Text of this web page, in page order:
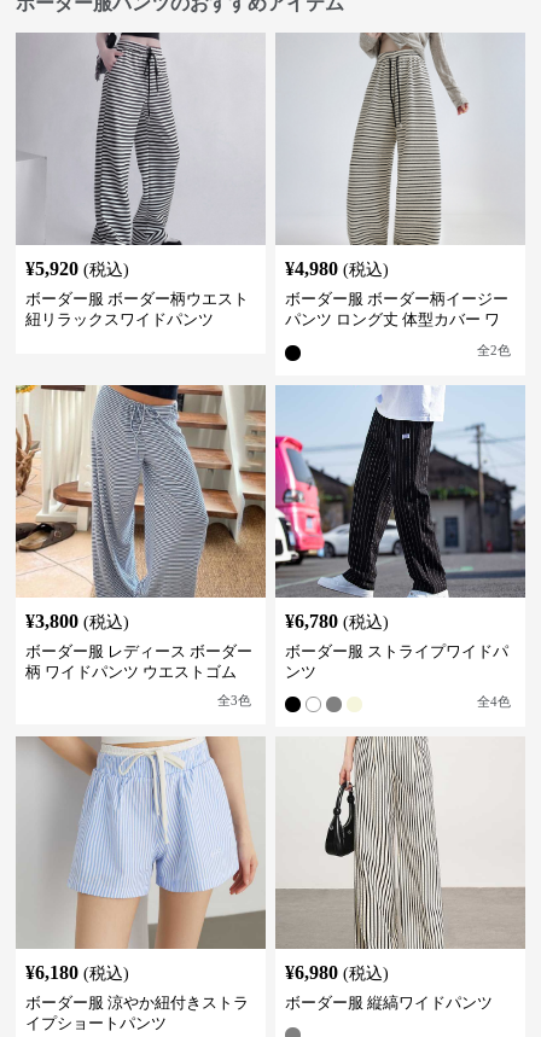
¥5,920 (税込)
ボーダー服 ボーダー柄ウエスト
紐リラックスワイドパンツ
¥4,980 (税込)
ボーダー服 ボーダー柄イージー
パンツ ロング丈 体型カバー ワ
全2色
¥3,800 (税込)
ボーダー服 レディース ボーダー
柄 ワイドパンツ ウエストゴム
全3色
¥6,780 (税込)
ボーダー服 ストライプワイドパ
ンツ
全4色
¥6,180 (税込)
ボーダー服 涼やか紐付きストラ
イプショートパンツ
¥6,980 (税込)
ボーダー服 縦縞ワイドパンツ